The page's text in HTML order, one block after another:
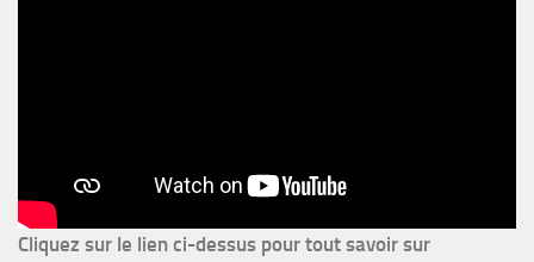
Cliquez sur le lien ci-dessus pour tout savoir sur